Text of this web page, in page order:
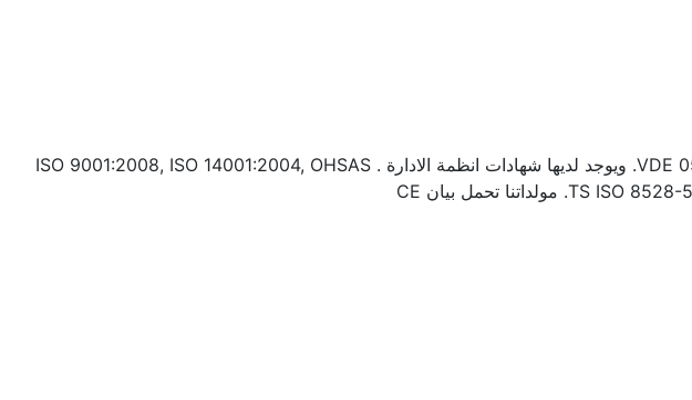
مولداتنا تم انتاجها وفق المعايير القياسية VDE 0530, BSE 4999 BS5000, IEC 34, TS ISO 8528, TS EN 12601. ويوجد لديها شهادات انظمة الادارة . ISO 9001:2008, ISO 14001:2004, OHSAS